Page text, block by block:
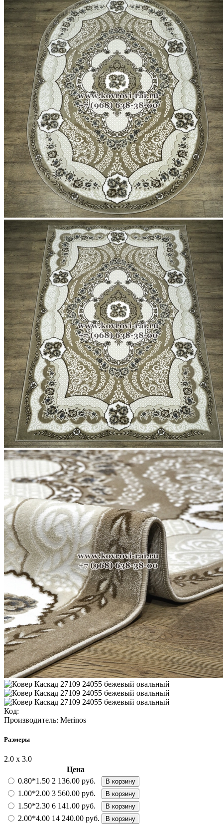
Код:
Производитель: Merinos
Размеры
2.0 х 3.0
Цена
0.80*1.50 2 136.00 руб. В корзину
1.00*2.00 3 560.00 руб. В корзину
1.50*2.30 6 141.00 руб. В корзину
2.00*4.00 14 240.00 руб. В корзину